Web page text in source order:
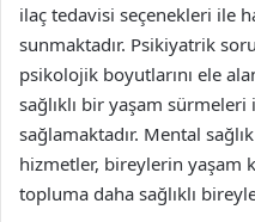
ilaç tedavisi seçenekleri ile
sunmaktadır. Psikiyatrik
psikolojik boyutlarını ele
sağlıklı bir yaşam
sağlamaktadır. Mental
hizmetler, bireylerin yaşam
topluma daha sağlıklı